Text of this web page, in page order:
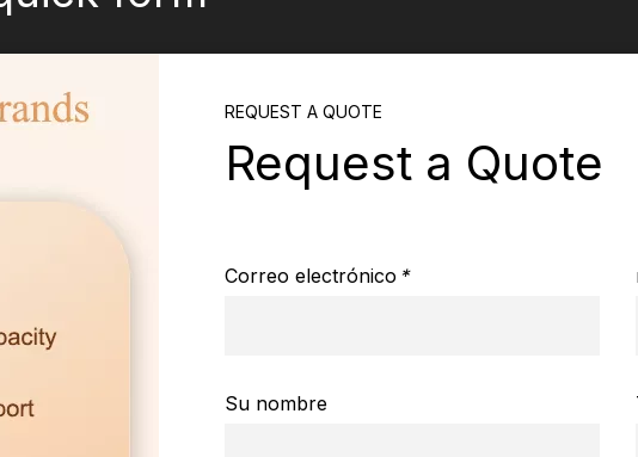
REQUEST A QUOTE
Request a Quote
*
Correo electrónico
Su nombre